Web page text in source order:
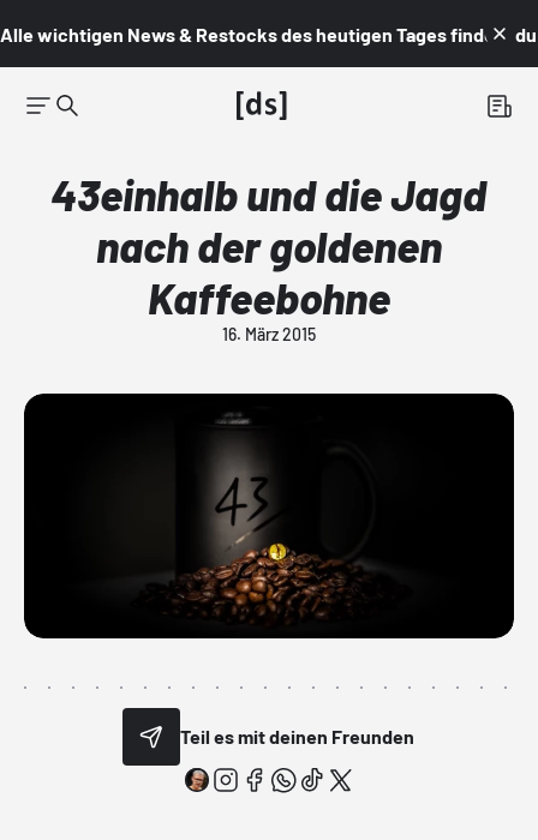
Alle wichtigen News & Restocks des heutigen Tages findest du
43einhalb und die Jagd
nach der goldenen
Kaffeebohne
16. März 2015
Teil es mit deinen Freunden